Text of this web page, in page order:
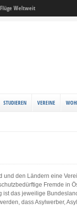
Flüge Weltweit
STUDIEREN VEREINE
und den Ländern eine
Fremde in
ist das jeweilige
dass Asylwerber,